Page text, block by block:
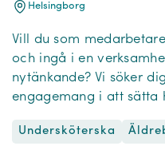
Helsingborg
Vill du som
och ingå i en
nytänkande? Vi söker
engagemang i att sätta
Undersköterska